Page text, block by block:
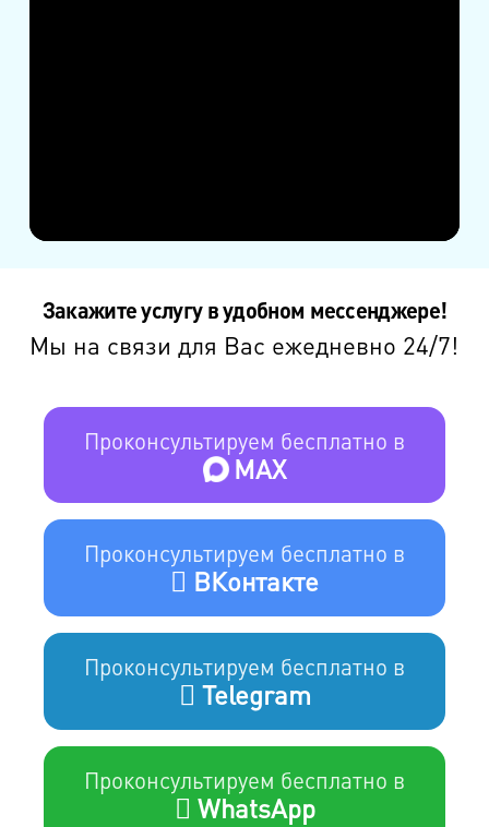
Закажите услугу в удобном мессенджере!
Мы на связи для Вас ежедневно 24/7!
Проконсультируем бесплатно в
MAX
Проконсультируем бесплатно в
ВКонтакте
Проконсультируем бесплатно в
Telegram
Проконсультируем бесплатно в
WhatsApp